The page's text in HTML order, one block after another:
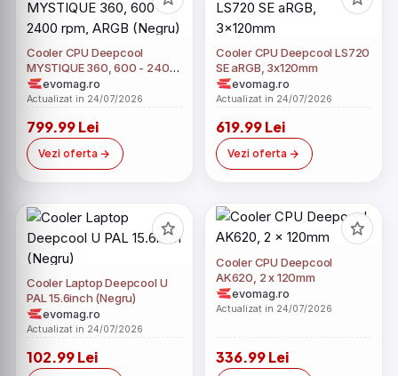
Cooler CPU Deepcool
MYSTIQUE 360, 600 - 2400
rpm, ARGB (Negru)
evomag.ro
Actualizat in 24/07/2026
799.99 Lei
Vezi oferta
Cooler CPU Deepcool LS720
SE aRGB, 3x120mm
evomag.ro
Actualizat in 24/07/2026
619.99 Lei
Vezi oferta
Cooler Laptop Deepcool U
PAL 15.6inch (Negru)
evomag.ro
Actualizat in 24/07/2026
102.99 Lei
Cooler CPU Deepcool
AK620, 2 x 120mm
evomag.ro
Actualizat in 24/07/2026
336.99 Lei